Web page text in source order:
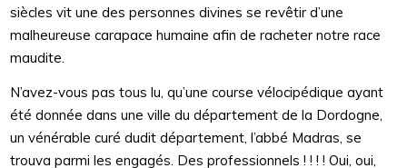
siècles vit une des personnes divines se revêtir d’une
malheureuse carapace humaine afin de racheter notre race
maudite.
N’avez-vous pas tous lu, qu’une course vélocipédique ayant
été donnée dans une ville du département de la Dordogne,
un vénérable curé dudit département, l’abbé Madras, se
trouva parmi les engagés. Des professionnels ! ! ! ! Oui, oui,